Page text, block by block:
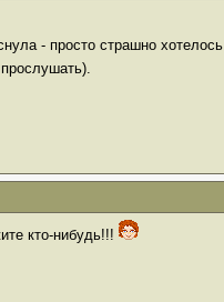
- просто страшно
кто-нибудь!!!